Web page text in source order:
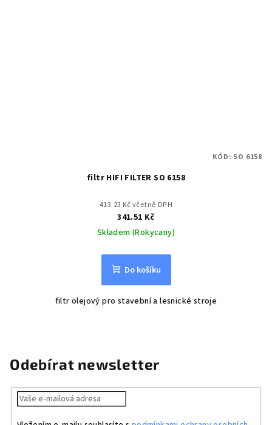
filtr HIFI FILTER SO 6158
413.23 Kč včetně DPH
341.51 Kč
Skladem (Rokycany)
Do košíku
filtr olejový pro stavební a lesnické stroje
KÓD: SO 6158
Odebírat newsletter